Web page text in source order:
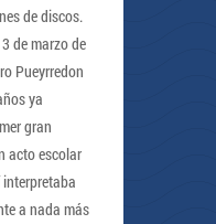
de discos.
de marzo de
Pueyrredon
ya
gran
acto escolar
a nada más